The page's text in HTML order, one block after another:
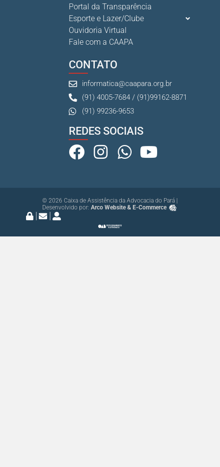
Portal da Transparência
Esporte e Lazer/Clube
Ouvidoria Virtual
Fale com a CAAPA
CONTATO
informatica@caapara.org.br
(91) 4005-7684 / (91)99162-8871
(91) 99236-9653
REDES SOCIAIS
© 2026 Caixa de Assistência da Advocacia do Pará |
Desenvolvido por: Arco Website & E-Commerce